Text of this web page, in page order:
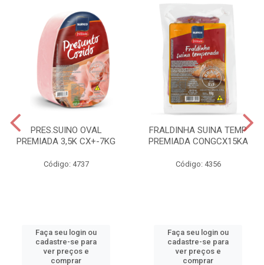
PRES.SUINO OVAL
PREMIADA 3,5K CX+-7KG
Código: 4737
Faça seu login ou
cadastre-se para
ver preços e
comprar
FRALDINHA SUINA TEMP
PREMIADA CONGCX15KA
Código: 4356
Faça seu login ou
cadastre-se para
ver preços e
comprar